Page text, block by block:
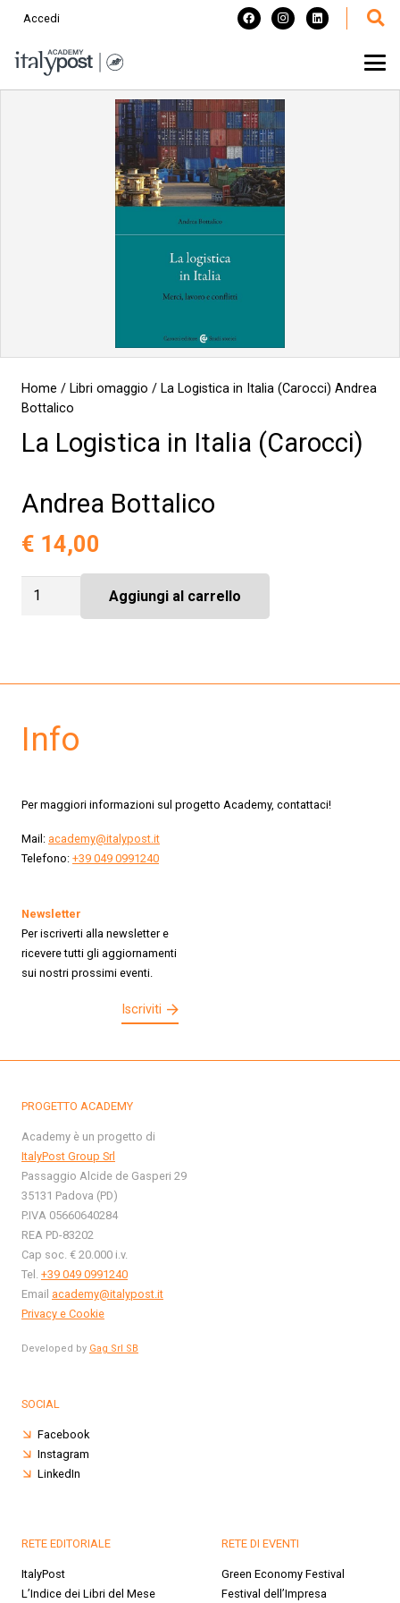
Accedi
Home / Libri omaggio / La Logistica in Italia (Carocci) Andrea
Bottalico
La Logistica in Italia (Carocci)
Andrea Bottalico
€ 14,00
Logistica
quantità
Aggiungi al carrello
Info
Per maggiori informazioni sul progetto Academy, contattaci!
Mail: academy@italypost.it
Telefono: +39 049 0991240
Newsletter
Per iscriverti alla newsletter e
ricevere tutti gli aggiornamenti
sui nostri prossimi eventi.
Iscriviti
PROGETTO ACADEMY
Academy è un progetto di
ItalyPost Group Srl
Passaggio Alcide de Gasperi 29
35131 Padova (PD)
P.IVA 05660640284
REA PD-83202
Cap soc. € 20.000 i.v.
Tel. +39 049 0991240
Email academy@italypost.it
Privacy e Cookie
Developed by Gag Srl SB
SOCIAL
Facebook
Instagram
LinkedIn
RETE EDITORIALE
ItalyPost
L’Indice dei Libri del Mese
RETE DI EVENTI
Green Economy Festival
Festival dell’Impresa